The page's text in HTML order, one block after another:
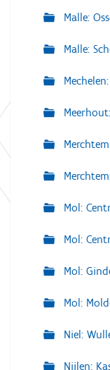
Malle:
Malle:
Mol:
Mol:
Mol:
Mol:
Niel:
Nijlen: